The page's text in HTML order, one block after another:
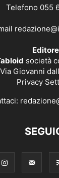
Telefono 055
Editore
società
Giovanni
Privacy